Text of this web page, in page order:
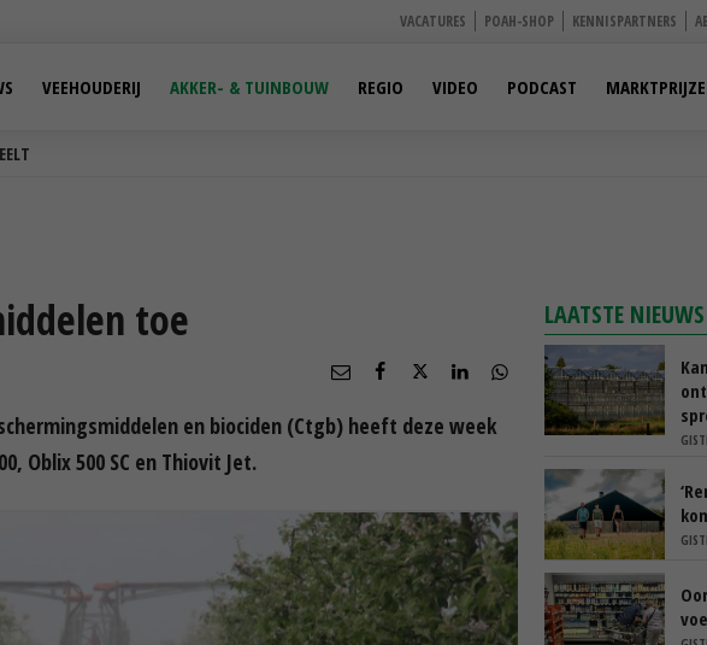
VACATURES POAH-SHOP KENNISPARTNERS
VEEHOUDERIJ AKKER- & TUINBOUW REGIO VIDEO PODCAST
toe
en biociden (Ctgb) heeft deze week
Oblix 500 SC en Thiovit Jet.
LAATSTE NIEUWS